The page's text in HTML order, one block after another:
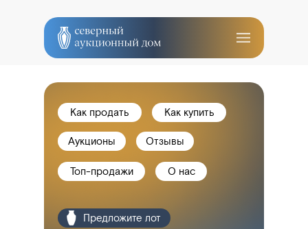
Как продать Как купить
Аукционы
Топ-продажи О нас
оо Предложите лот
Отзывы